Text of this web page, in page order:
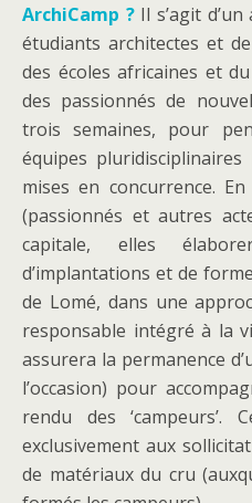
ArchiCamp ? Il s’agit
étudiants architectes et
des écoles africaines et
des passionnés de
trois semaines, pour
équipes
mises en concurrence. En
(passionnés et autres
capitale, elles
d’implantations et de
de Lomé, dans une
responsable intégré à la
assurera la permanence
l’occasion) pour
rendu des ‘campeurs’.
exclusivement aux
de matériaux du cru